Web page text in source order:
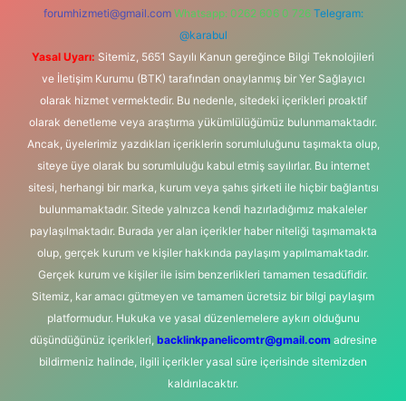
forumhizmeti@gmail.com Whatsapp: 0262 606 0 726 Telegram:
@karabul
Yasal Uyarı: Sitemiz, 5651 Sayılı Kanun gereğince Bilgi Teknolojileri
ve İletişim Kurumu (BTK) tarafından onaylanmış bir Yer Sağlayıcı
olarak hizmet vermektedir. Bu nedenle, sitedeki içerikleri proaktif
olarak denetleme veya araştırma yükümlülüğümüz bulunmamaktadır.
Ancak, üyelerimiz yazdıkları içeriklerin sorumluluğunu taşımakta olup,
siteye üye olarak bu sorumluluğu kabul etmiş sayılırlar. Bu internet
sitesi, herhangi bir marka, kurum veya şahıs şirketi ile hiçbir bağlantısı
bulunmamaktadır. Sitede yalnızca kendi hazırladığımız makaleler
paylaşılmaktadır. Burada yer alan içerikler haber niteliği taşımamakta
olup, gerçek kurum ve kişiler hakkında paylaşım yapılmamaktadır.
Gerçek kurum ve kişiler ile isim benzerlikleri tamamen tesadüfidir.
Sitemiz, kar amacı gütmeyen ve tamamen ücretsiz bir bilgi paylaşım
platformudur. Hukuka ve yasal düzenlemelere aykırı olduğunu
düşündüğünüz içerikleri, backlinkpanelicomtr@gmail.comadresine
bildirmeniz halinde, ilgili içerikler yasal süre içerisinde sitemizden
kaldırılacaktır.